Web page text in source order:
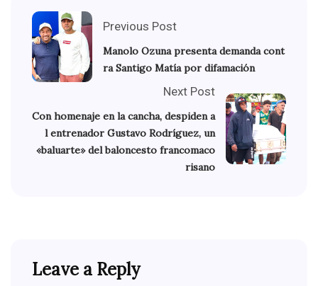
Previous Post
Manolo Ozuna presenta demanda cont
ra Santigo Matía por difamación
Next Post
Con homenaje en la cancha, despiden a
l entrenador Gustavo Rodríguez, un
«baluarte» del baloncesto francomaco
risano
Leave a Reply